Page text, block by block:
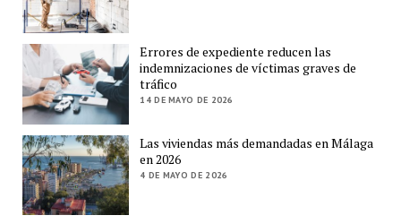
Errores de expediente reducen las
indemnizaciones de víctimas graves de
tráfico
14 DE MAYO DE 2026
Las viviendas más demandadas en Málaga
en 2026
4 DE MAYO DE 2026